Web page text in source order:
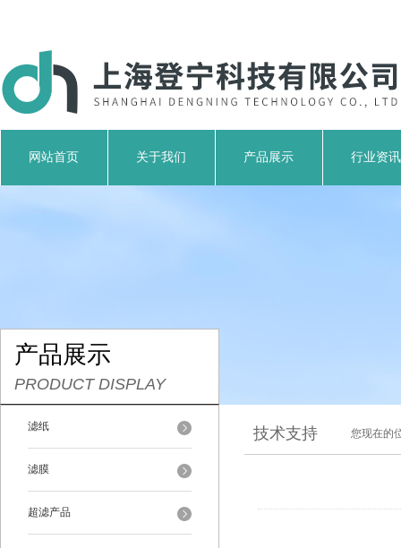
网站首页 关于我们 产品展示 行业资讯
产品展示
PRODUCT DISPLAY
滤纸
滤膜
超滤产品
技术支持 您现在的